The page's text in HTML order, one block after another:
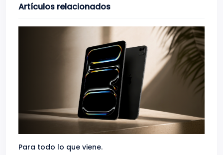
Artículos relacionados
Para todo lo que viene.